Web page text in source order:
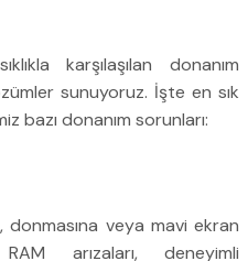
karşılaşılan donanım
sunuyoruz. İşte en sık
bazı donanım sorunları:
donmasına veya mavi ekran
arızaları, deneyimli